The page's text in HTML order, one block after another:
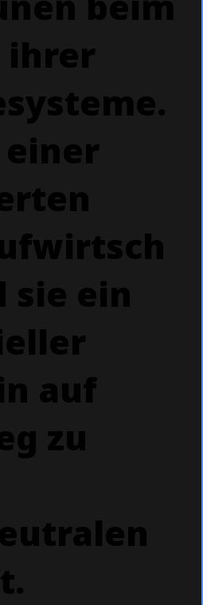
ihrer
einer
sie ein
auf
zu